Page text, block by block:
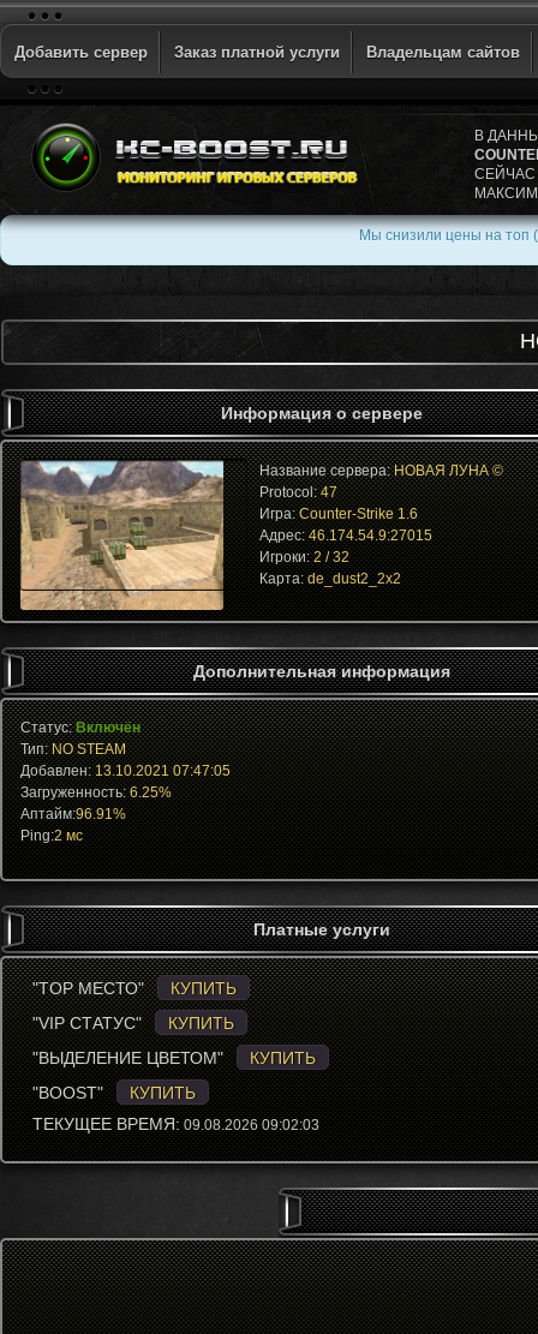
В
Добавить сервер Заказ платной услуги Владельцам сайтов
Мы снизили цены на топ (
Информация о сервере
Название сервера:НОВАЯ ЛУНА ©
Protocol:47
Игра:Counter-Strike 1.6
Адрес: 46.174.54.9:27015
Игроки:2 / 32
Карта: de_dust2_2x2
Дополнительная информация
Статус: Включён
Тип:NO STEAM
Добавлен:13.10.2021 07:47:05
Загруженность:6.25%
Аптайм:96.91%
Ping:2 мс
Платные услуги
"TOP МЕСТО"
КУПИТЬ
"VIP СТАТУС"
КУПИТЬ
"ВЫДЕЛЕНИЕ ЦВЕТОМ"
КУПИТЬ
"BOOST"
КУПИТЬ
ТЕКУЩЕЕ ВРЕМЯ: 09.08.2026 09:02:03